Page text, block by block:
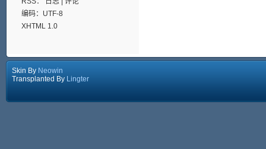
编码：UTF-8
XHTML 1.0
Skin By Neowin
Transplanted By Lingter